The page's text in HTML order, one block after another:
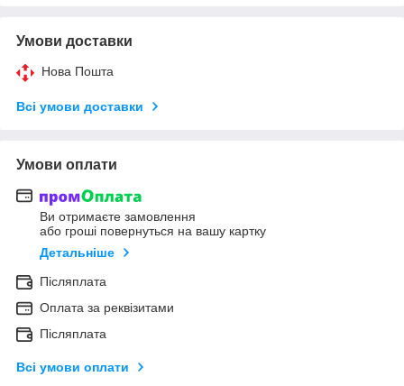
Умови доставки
Нова Пошта
Всі умови доставки
Умови оплати
Ви отримаєте замовлення
або гроші повернуться на вашу картку
Детальніше
Післяплата
Оплата за реквізитами
Післяплата
Всі умови оплати